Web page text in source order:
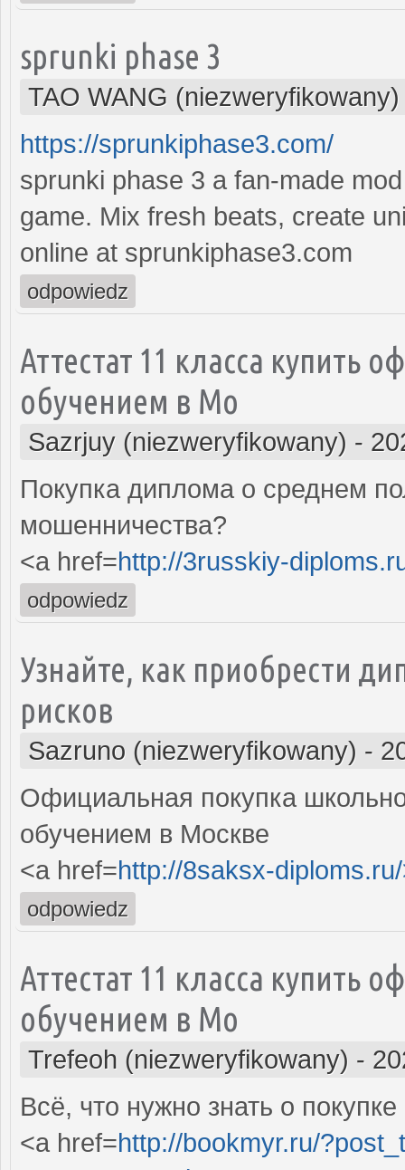
sprunki phase 3
TAO WANG (niezweryfikowany)
https://sprunkiphase3.com/
sprunki phase 3 a fan-made
game. Mix fresh beats, create
online at sprunkiphase3.com
odpowiedz
Аттестат 11 класса
обучением в Мо
Sazrjuy (niezweryfikowany) -
Покупка диплома о среднем
мошенничества?
<a href=http://3russkiy-
odpowiedz
Узнайте, как приобрести
рисков
Sazruno (niezweryfikowany) -
Официальная покупка
обучением в Москве
<a href=http://8saksx-
odpowiedz
Аттестат 11 класса
обучением в Мо
Trefeoh (niezweryfikowany) -
Всё, что нужно знать о
<a href=http://bookmyr.ru/